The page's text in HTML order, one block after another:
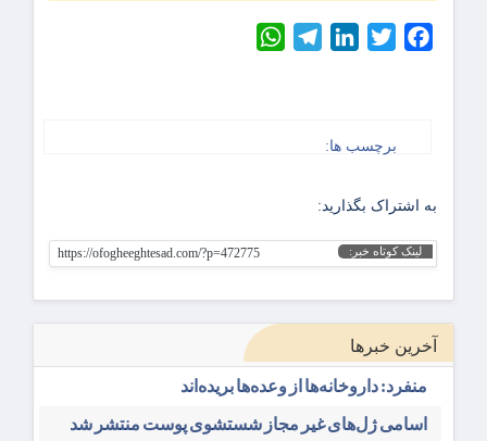
Facebook
Twitter
LinkedIn
Telegram
برچسب ها:
به اشتراک بگذارید:
لینک کوتاه خبر: https://ofogheeghtesad.com/?p=472775
آخرین خبرها
منفرد: داروخانه‌ها از وعده‌ها بریده‌اند
اسامی ژل‌های غیر مجاز شستشوی پوست منتشر شد